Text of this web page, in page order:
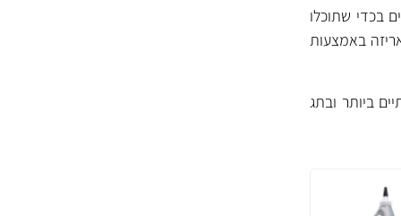
בכדי שתוכלו
באמצעות
ביותר ובתג